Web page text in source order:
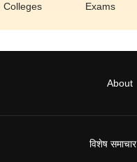
Colleges Exams
About
विशेष समाचार